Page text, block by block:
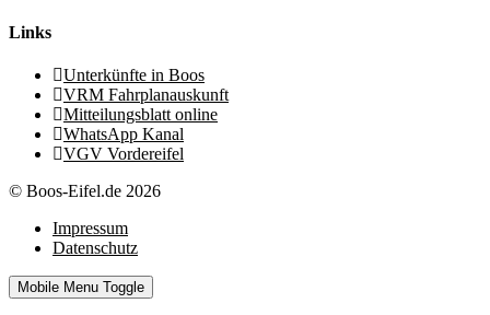
Links
Unterkünfte in Boos
VRM Fahrplanauskunft
Mitteilungsblatt online
WhatsApp Kanal
VGV Vordereifel
© Boos-Eifel.de 2026
Impressum
Datenschutz
Mobile Menu Toggle